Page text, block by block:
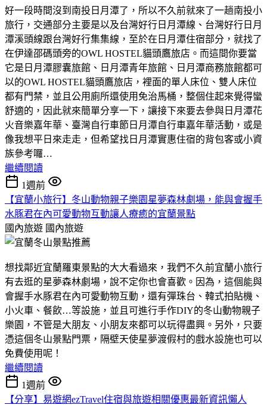
好一段時間沒到南投日月潭了，所以不久前就來了一趟南投小
旅行，交通部分主要是以及台灣好行日月潭線、台灣好行日月
潭溪頭線跟台灣好行集集線，至於在日月潭住宿部分，就找了
在伊達邵碼頭旁的OWL HOSTEL貓頭鷹旅店。而這間你要當
它是日月潭膠囊旅館、日月潭青年旅館、日月潭商務旅館都可
以的OWL HOSTEL貓頭鷹旅店，裡面的單人床位、雙人床位
都有門禁，並且公用廁所還使用免治馬桶，整個住起來覺得蠻
舒適的，因此就來簡單分享一下，讓接下來要去參與日月潭花
火音樂嘉年華、臺灣自行車節日月潭自行車嘉年華活動，或是
像我想平日來走走，但希望找日月潭實惠住宿的背包客或小資
族參考囉…
繼續閱讀
1週前
【宜蘭小旅行】冬山動物親子樂園星夢森林劇場，能與會握手
水豚君在內可愛動物互動讓人療癒的宜蘭景點
國內旅遊 國內旅遊
想找鄰近宜蘭羅東景點的大大看過來，我們不久前宜蘭小旅行
有去逛的星夢森林劇場，說不定你也會喜歡。因為，這個能與
會握手水豚君在內可愛動物互動，還有彈珠台、韓式拍貼機、
小火車、餐飲…等設施，並且可進行手作DIY的冬山動物親子
樂園，不管是大朋友、小朋友來都可以玩得盡興。另外，只要
憑這個冬山景點門票，隔壁天使星夢渡假村的戲水設施也可以
免費使用呢！
繼續閱讀
1週前
【分享】易遊網ezTravel住宿與旅遊相關優惠最新資訊懶人